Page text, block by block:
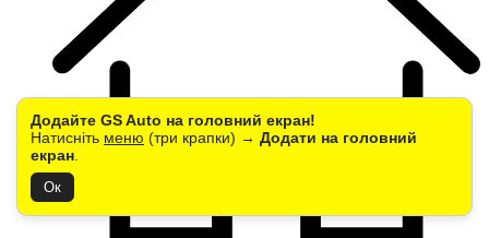
Додайте GS Auto на головний екран!
Натисніть меню (три крапки) → Додати на головний
екран
Ок